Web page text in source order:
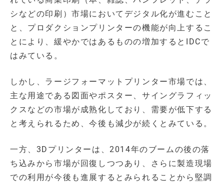
シなどの印刷）市場においてデジタル化が進むこと
と、プロダクションプリンターの機能が向上するこ
とにより、緩やかではあるものの増加するとIDCで
はみている。
しかし、ラージフォーマットプリンター市場では、
主な用途である図面やポスター、サイングラフィッ
クスなどの市場が成熟化しており、需要が低下する
と考えられるため、今後も減少が続くとみている。
一方、3Dプリンターは、2014年のブームの後の落
ち込みから市場が回復しつつあり、さらに製造現場
での利用が今後も進展するとみられることから堅調